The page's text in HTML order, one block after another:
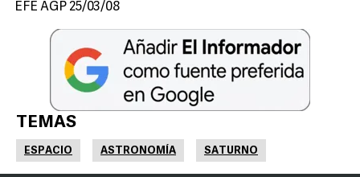
EFE AGP 25/03/08
TEMAS
ESPACIO ASTRONOMÍA SATURNO